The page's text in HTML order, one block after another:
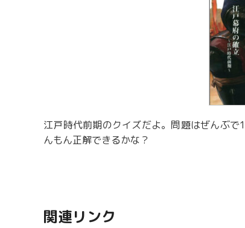
江戸時代前期のクイズだよ。問題はぜんぶ
んもん正解できるかな？
関連リンク